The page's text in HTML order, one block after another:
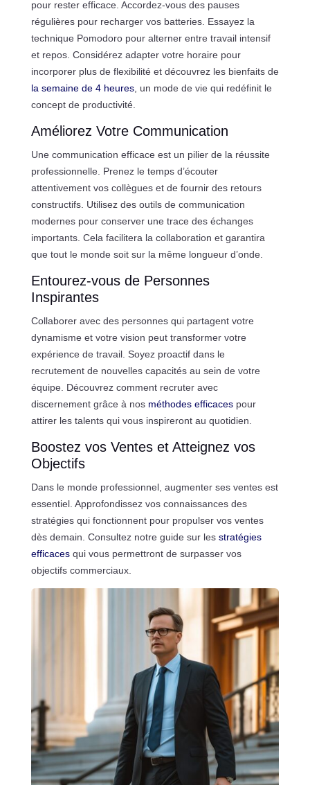
pour rester efficace. Accordez-vous des pauses
régulières pour recharger vos batteries. Essayez la
technique Pomodoro pour alterner entre travail intensif
et repos. Considérez adapter votre horaire pour
incorporer plus de flexibilité et découvrez les bienfaits de
la semaine de 4 heures, un mode de vie qui redéfinit le
concept de productivité.
Améliorez Votre Communication
Une communication efficace est un pilier de la réussite
professionnelle. Prenez le temps d’écouter
attentivement vos collègues et de fournir des retours
constructifs. Utilisez des outils de communication
modernes pour conserver une trace des échanges
importants. Cela facilitera la collaboration et garantira
que tout le monde soit sur la même longueur d’onde.
Entourez-vous de Personnes
Inspirantes
Collaborer avec des personnes qui partagent votre
dynamisme et votre vision peut transformer votre
expérience de travail. Soyez proactif dans le
recrutement de nouvelles capacités au sein de votre
équipe. Découvrez comment recruter avec
discernement grâce à nos méthodes efficacespour
attirer les talents qui vous inspireront au quotidien.
Boostez vos Ventes et Atteignez vos
Objectifs
Dans le monde professionnel, augmenter ses ventes est
essentiel. Approfondissez vos connaissances des
stratégies qui fonctionnent pour propulser vos ventes
dès demain. Consultez notre guide sur les stratégies
efficacesqui vous permettront de surpasser vos
objectifs commerciaux.